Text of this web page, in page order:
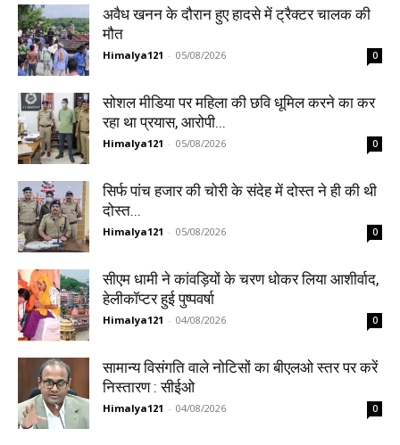
अवैध खनन के दौरान हुए हादसे में ट्रैक्टर चालक की
मौत
Himalya121 - 05/08/2026 0
सोशल मीडिया पर महिला की छवि धूमिल करने का कर
रहा था प्रयास, आरोपी...
Himalya121 - 05/08/2026 0
सिर्फ पांच हजार की चोरी के संदेह में दोस्त ने ही की थी
दोस्त...
Himalya121 - 05/08/2026 0
सीएम धामी ने कांवड़ियों के चरण धोकर लिया आशीर्वाद,
हेलीकॉप्टर हुई पुष्पवर्षा
Himalya121 - 04/08/2026 0
सामान्य विसंगति वाले नोटिसों का बीएलओ स्तर पर करें
निस्तारण : सीईओ
Himalya121 - 04/08/2026 0